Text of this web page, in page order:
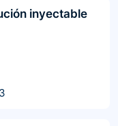
inyectable